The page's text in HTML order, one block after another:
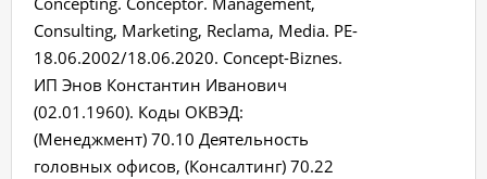
Consulting, Marketing, Reclama, Media. PE-
18.06.2002/18.06.2020. Concept-Biznes.
ИП Энов Константин Иванович
(02.01.1960). Коды ОКВЭД:
(Менеджмент) 70.10 Деятельность
головных офисов, (Консалтинг) 70.22